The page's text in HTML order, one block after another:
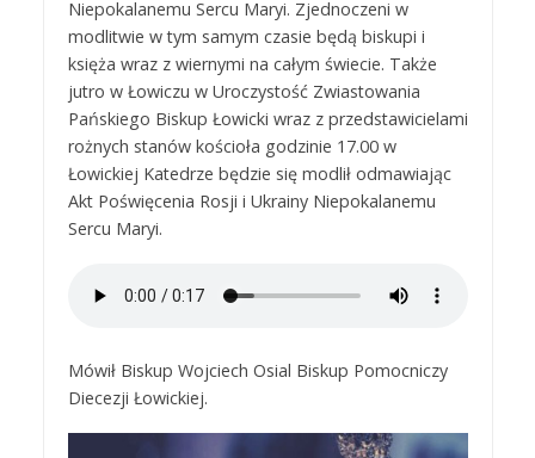
Niepokalanemu Sercu Maryi. Zjednoczeni w
modlitwie w tym samym czasie będą biskupi i
księża wraz z wiernymi na całym świecie. Także
jutro w Łowiczu w Uroczystość Zwiastowania
Pańskiego Biskup Łowicki wraz z przedstawicielami
rożnych stanów kościoła godzinie 17.00 w
Łowickiej Katedrze będzie się modlił odmawiając
Akt Poświęcenia Rosji i Ukrainy Niepokalanemu
Sercu Maryi.
Mówił Biskup Wojciech Osial Biskup Pomocniczy
Diecezji Łowickiej.